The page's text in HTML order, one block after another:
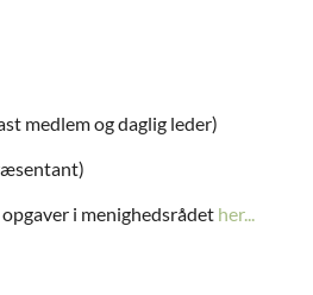
medlem og daglig leder)
i menighedsrådet her...